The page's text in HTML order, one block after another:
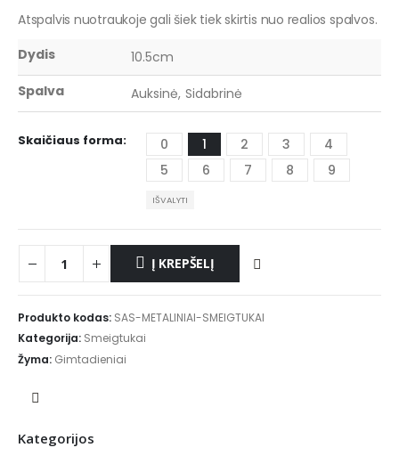
Atspalvis nuotraukoje gali šiek tiek skirtis nuo realios spalvos.
Dydis
10.5cm
Spalva
Auksinė, Sidabrinė
Skaičiaus forma 0 1 2 3
4
5
6 7 8 9
IŠVALYTI
Į KREPŠELĮ
Produkto kodas: SAS-METALINIAI-SMEIGTUKAI
Kategorija: Smeigtukai
Žyma: Gimtadieniai
Kategorijos